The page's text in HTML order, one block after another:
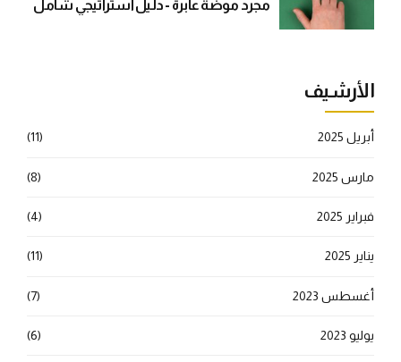
مجرد موضة عابرة - دليل استراتيجي شامل
الأرشيف
أبريل 2025 (11)
مارس 2025 (8)
فبراير 2025 (4)
يناير 2025 (11)
أغسطس 2023 (7)
يوليو 2023 (6)